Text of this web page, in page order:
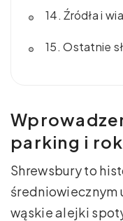
14. Źródła i
15. Ostatnie
parking i
Shrewsbury to
średniowiecznym
wąskie alejki